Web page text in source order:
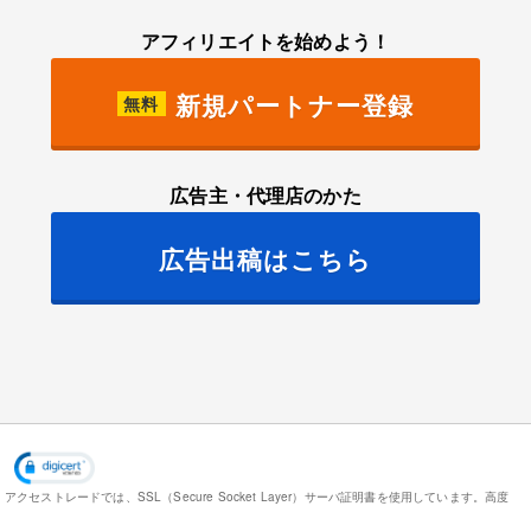
アフィリエイトを始めよう！
無料 新規パートナー登録
広告主・代理店のかた
広告出稿はこちら
アクセストレードでは、SSL（Secure Socket Layer）サーバ証明書を使用しています。高度